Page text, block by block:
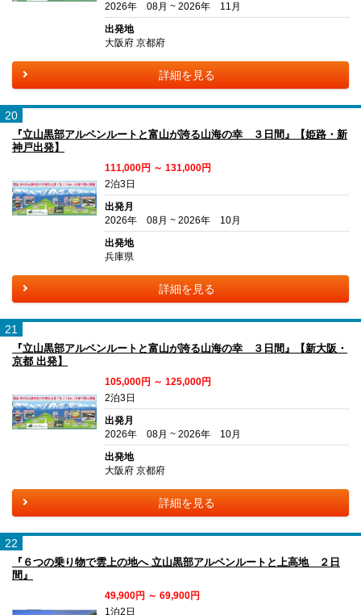
2026年 08月 ~ 2026年 11月
出発地
大阪府 京都府
詳細を見る
20
『立山黒部アルペンルートと富山が誇る山海の幸 ３日間』【姫路・新
神戸出発】
111,000円 ～ 131,000円
2泊3日
出発月
2026年 08月 ~ 2026年 10月
出発地
兵庫県
詳細を見る
21
『立山黒部アルペンルートと富山が誇る山海の幸 ３日間』【新大阪・
京都 出発】
105,000円 ～ 125,000円
2泊3日
出発月
2026年 08月 ~ 2026年 10月
出発地
大阪府 京都府
詳細を見る
22
『６つの乗り物で雲上の地へ 立山黒部アルペンルートと上高地 ２日
間』
49,900円 ～ 69,900円
1泊2日